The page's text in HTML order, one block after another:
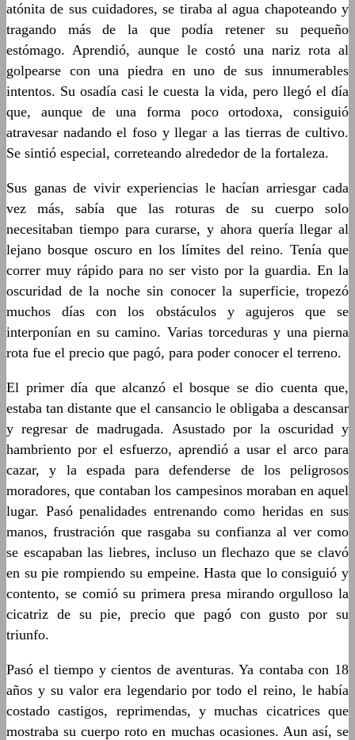
atónita de sus cuidadores, se tiraba al agua chapoteando y
tragando más de la que podía retener su pequeño
estómago. Aprendió, aunque le costó una nariz rota al
golpearse con una piedra en uno de sus innumerables
intentos. Su osadía casi le cuesta la vida, pero llegó el día
que, aunque de una forma poco ortodoxa, consiguió
atravesar nadando el foso y llegar a las tierras de cultivo.
Se sintió especial, correteando alrededor de la fortaleza.
Sus ganas de vivir experiencias le hacían arriesgar cada
vez más, sabía que las roturas de su cuerpo solo
necesitaban tiempo para curarse, y ahora quería llegar al
lejano bosque oscuro en los límites del reino. Tenía que
correr muy rápido para no ser visto por la guardia. En la
oscuridad de la noche sin conocer la superficie, tropezó
muchos días con los obstáculos y agujeros que se
interponían en su camino. Varias torceduras y una pierna
rota fue el precio que pagó, para poder conocer el terreno.
El primer día que alcanzó el bosque se dio cuenta que,
estaba tan distante que el cansancio le obligaba a descansar
y regresar de madrugada. Asustado por la oscuridad y
hambriento por el esfuerzo, aprendió a usar el arco para
cazar, y la espada para defenderse de los peligrosos
moradores, que contaban los campesinos moraban en aquel
lugar. Pasó penalidades entrenando como heridas en sus
manos, frustración que rasgaba su confianza al ver como
se escapaban las liebres, incluso un flechazo que se clavó
en su pie rompiendo su empeine. Hasta que lo consiguió y
contento, se comió su primera presa mirando orgulloso la
cicatriz de su pie, precio que pagó con gusto por su
triunfo.
Pasó el tiempo y cientos de aventuras. Ya contaba con 18
años y su valor era legendario por todo el reino, le había
costado castigos, reprimendas, y muchas cicatrices que
mostraba su cuerpo roto en muchas ocasiones. Aun así, se